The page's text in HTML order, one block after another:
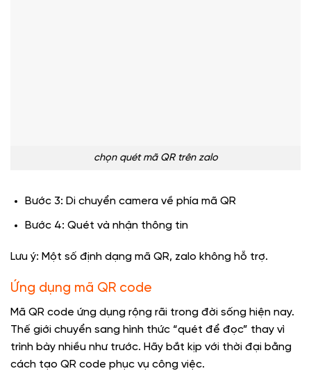
chọn quét mã QR trên zalo
Bước 3: Di chuyển camera về phía mã QR
Bước 4: Quét và nhận thông tin
Lưu ý: Một số định dạng mã QR, zalo không hỗ trợ.
Ứng dụng mã QR code
Mã QR code ứng dụng rộng rãi trong đời sống hiện nay.
Thế giới chuyển sang hình thức “quét để đọc” thay vì
trình bày nhiều như trước. Hãy bắt kịp với thời đại bằng
cách tạo QR code phục vụ công việc.